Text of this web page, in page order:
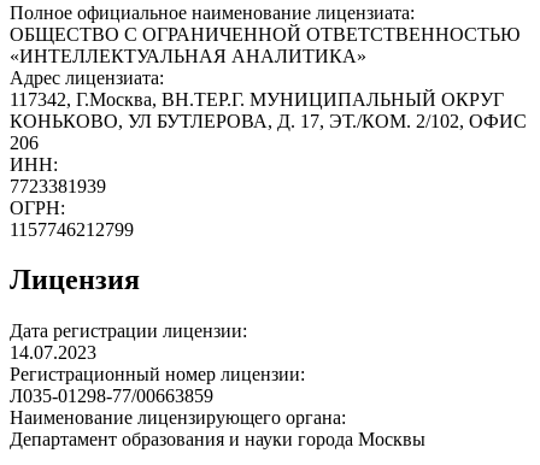
Полное официальное наименование лицензиата:
ОБЩЕСТВО С ОГРАНИЧЕННОЙ ОТВЕТСТВЕННОСТЬЮ
«ИНТЕЛЛЕКТУАЛЬНАЯ АНАЛИТИКА»
Адрес лицензиата:
117342, Г.Москва, ВН.ТЕР.Г. МУНИЦИПАЛЬНЫЙ ОКРУГ
КОНЬКОВО, УЛ БУТЛЕРОВА, Д. 17, ЭТ./КОМ. 2/102, ОФИС
206
ИНН:
7723381939
ОГРН:
1157746212799
Лицензия
Дата регистрации лицензии:
14.07.2023
Регистрационный номер лицензии:
Л035-01298-77/00663859
Наименование лицензирующего органа:
Департамент образования и науки города Москвы